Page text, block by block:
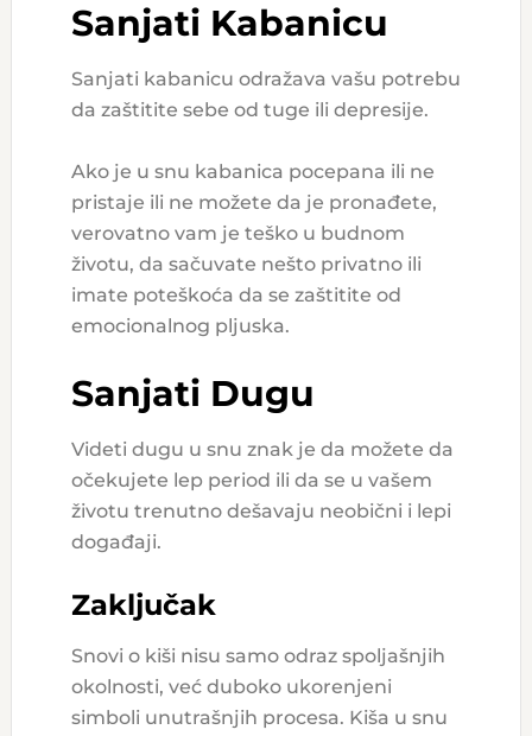
Sanjati Kabanicu
Sanjati kabanicu odražava vašu potrebu
da zaštitite sebe od tuge ili depresije.
Ako je u snu kabanica pocepana ili ne
pristaje ili ne možete da je pronađete,
verovatno vam je teško u budnom
životu, da sačuvate nešto privatno ili
imate poteškoća da se zaštitite od
emocionalnog pljuska.
Sanjati Dugu
Videti dugu u snu znak je da možete da
očekujete lep period ili da se u vašem
životu trenutno dešavaju neobični i lepi
događaji.
Zaključak
Snovi o kiši nisu samo odraz spoljašnjih
okolnosti, već duboko ukorenjeni
simboli unutrašnjih procesa. Kiša u snu